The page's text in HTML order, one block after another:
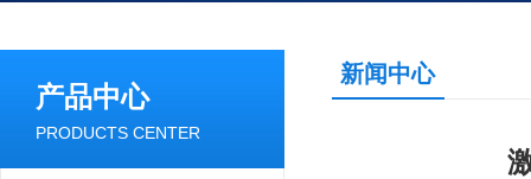
产品中心
PRODUCTS CENTER
新闻中心